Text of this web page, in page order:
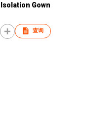
Isolation Gown
查询